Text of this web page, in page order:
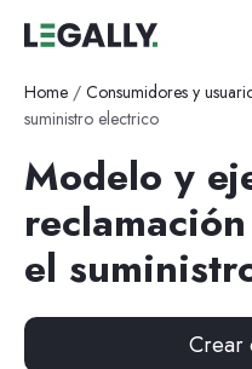
Home / Consumidores y
suministro electrico
Modelo y
el
Crear